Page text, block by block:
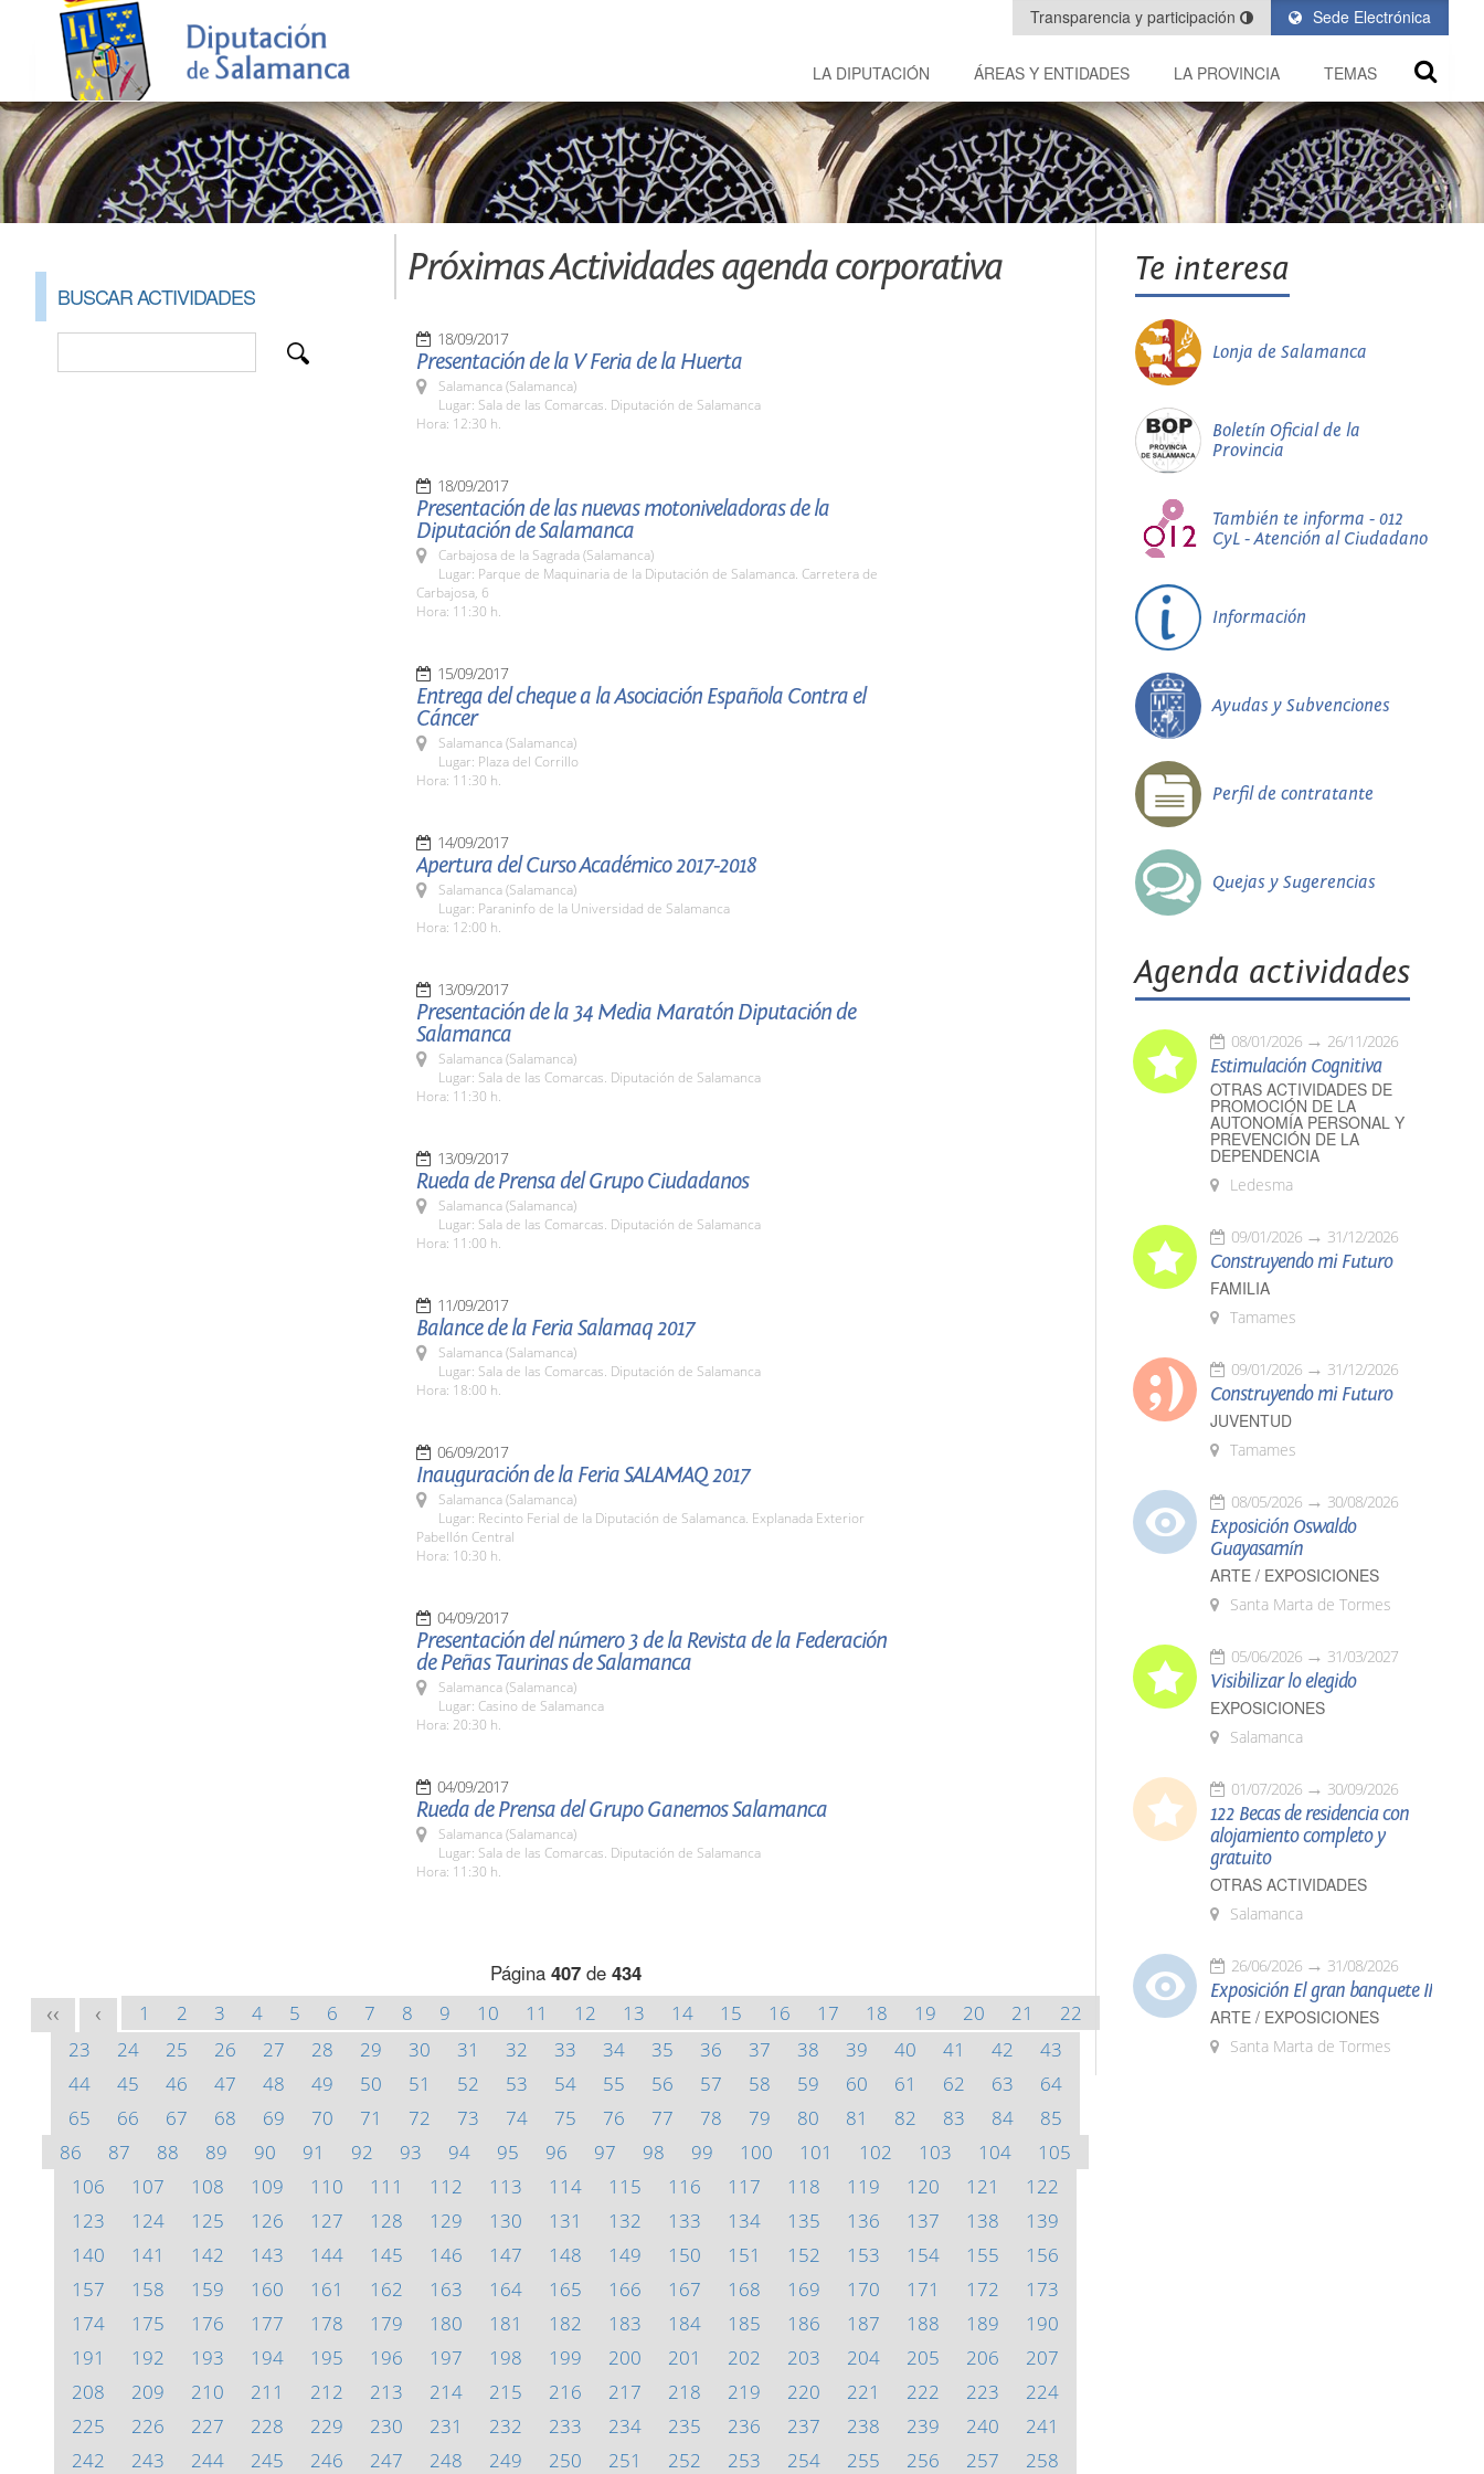
Sede Electrónica
Transparencia y participación
LA DIPUTACIÓN ÁREAS Y ENTIDADES LA PROVINCIA TEMAS
BUSCAR ACTIVIDADES
Próximas Actividades agenda corporativa
18/09/2017
Presentación de la V Feria de la Huerta
Salamanca (Salamanca)
Lugar: Sala de las Comarcas. Diputación de Salamanca
Hora: 12:30 h.
18/09/2017
Presentación de las nuevas motoniveladoras de la
Diputación de Salamanca
Carbajosa de la Sagrada (Salamanca)
Lugar: Parque de Maquinaria de la Diputación de Salamanca. Carretera de
Carbajosa, 6
Hora: 11:30 h.
15/09/2017
Entrega del cheque a la Asociación Española Contra el
Cáncer
Salamanca (Salamanca)
Lugar: Plaza del Corrillo
Hora: 11:30 h.
14/09/2017
Apertura del Curso Académico 2017-2018
Salamanca (Salamanca)
Lugar: Paraninfo de la Universidad de Salamanca
Hora: 12:00 h.
13/09/2017
Presentación de la 34 Media Maratón Diputación de
Salamanca
Salamanca (Salamanca)
Lugar: Sala de las Comarcas. Diputación de Salamanca
Hora: 11:30 h.
13/09/2017
Rueda de Prensa del Grupo Ciudadanos
Salamanca (Salamanca)
Lugar: Sala de las Comarcas. Diputación de Salamanca
Hora: 11:00 h.
11/09/2017
Balance de la Feria Salamaq 2017
Salamanca (Salamanca)
Lugar: Sala de las Comarcas. Diputación de Salamanca
Hora: 18:00 h.
06/09/2017
Inauguración de la Feria SALAMAQ 2017
Salamanca (Salamanca)
Lugar: Recinto Ferial de la Diputación de Salamanca. Explanada Exterior
Pabellón Central
Hora: 10:30 h.
04/09/2017
Presentación del número 3 de la Revista de la Federación
de Peñas Taurinas de Salamanca
Salamanca (Salamanca)
Lugar: Casino de Salamanca
Hora: 20:30 h.
04/09/2017
Rueda de Prensa del Grupo Ganemos Salamanca
Salamanca (Salamanca)
Lugar: Sala de las Comarcas. Diputación de Salamanca
Hora: 11:30 h.
Página 407de 434
<< < 1 2 3 4 5 6 7 8 9 10 11 12 13 14 15 16 17 18 19 20 21
22
23
24 25 26 27 28 29 30 31 32 33 34 35 36 37 38 39 40 41 42
43
44
45 46 47 48 49 50 51 52 53 54 55 56 57 58 59 60 61 62 63
64
65
66 67 68 69 70 71 72 73 74 75 76 77 78 79 80 81 82 83 84
85
86
87 88 89 90 91 92 93 94 95 96 97 98 99 100 101 102 103 104
105
106
107 108 109 110 111 112 113 114 115 116 117 118 119 120 121
122
123
124 125 126 127 128 129 130 131 132 133 134 135 136 137 138
139
140
141 142 143 144 145 146 147 148 149 150 151 152 153 154 155
156
157
158 159 160 161 162 163 164 165 166 167 168 169 170 171 172
173
174
175 176 177 178 179 180 181 182 183 184 185 186 187 188 189
190
191
192 193 194 195 196 197 198 199 200 201 202 203 204 205 206
207
208
209 210 211 212 213 214 215 216 217 218 219 220 221 222 223
224
225
226 227 228 229 230 231 232 233 234 235 236 237 238 239 240
241
242
243 244 245 246 247 248 249 250 251 252 253 254 255 256 257 258
Te interesa
Lonja de Salamanca
Boletín Oficial de la
Provincia
También te informa - 012
CyL - Atención al Ciudadano
Información
Ayudas y Subvenciones
Perfil de contratante
Quejas y Sugerencias
Agenda actividades
08/01/2026 26/11/2026
Estimulación Cognitiva
OTRAS ACTIVIDADES DE
PROMOCIÓN DE LA
AUTONOMÍA PERSONAL Y
PREVENCIÓN DE LA
DEPENDENCIA
Ledesma
09/01/2026 31/12/2026
Construyendo mi Futuro
FAMILIA
Tamames
09/01/2026 31/12/2026
Construyendo mi Futuro
JUVENTUD
Tamames
08/05/2026 30/08/2026
Exposición Oswaldo
Guayasamín
ARTE / EXPOSICIONES
Santa Marta de Tormes
05/06/2026 31/03/2027
Visibilizar lo elegido
EXPOSICIONES
Salamanca
01/07/2026 30/09/2026
122 Becas de residencia con
alojamiento completo y
gratuito
OTRAS ACTIVIDADES
Salamanca
26/06/2026 31/08/2026
Exposición El gran banquete II
ARTE / EXPOSICIONES
Santa Marta de Tormes